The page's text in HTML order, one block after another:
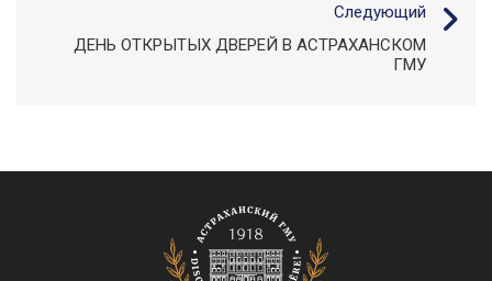
Следующий
ДЕНЬ ОТКРЫТЫХ ДВЕРЕЙ В АСТРАХАНСКОМ
ГМУ